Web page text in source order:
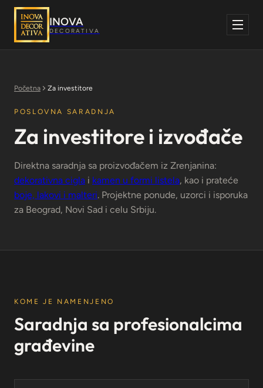
Skoči
sadržaj
INOVA
DECORATIVA
Početna Za investitore
POSLOVNA SARADNJA
Za investitore i izvođače
Direktna saradnja sa proizvođačem iz Zrenjanina:
dekorativna cigla i kamen u formi listela, kao i prateće
boje, lakovi i malteri. Projektne ponude, uzorci i isporuka
za Beograd, Novi Sad i celu Srbiju.
KOME JE NAMENJENO
Saradnja sa profesionalcima
građevine